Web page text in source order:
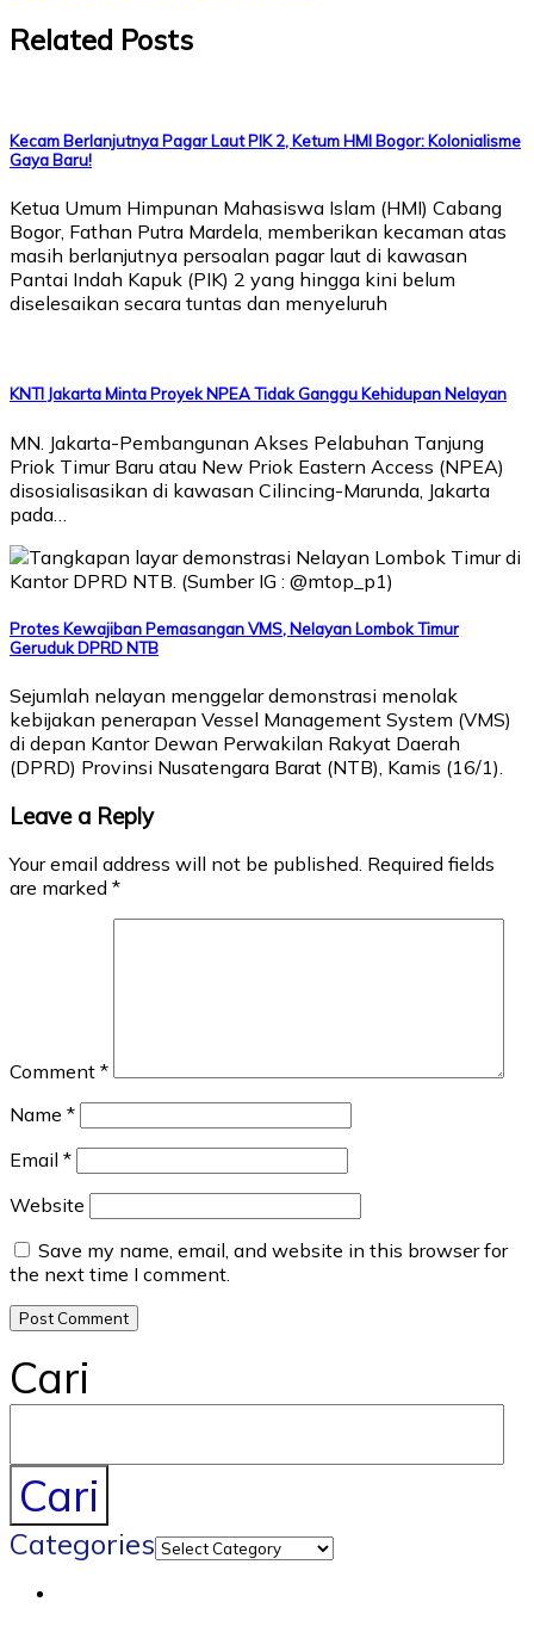
Related Posts
Kecam Berlanjutnya Pagar Laut PIK 2, Ketum HMI Bogor: Kolonialisme
Gaya Baru!
Ketua Umum Himpunan Mahasiswa Islam (HMI) Cabang
Bogor, Fathan Putra Mardela, memberikan kecaman atas
masih berlanjutnya persoalan pagar laut di kawasan
Pantai Indah Kapuk (PIK) 2 yang hingga kini belum
diselesaikan secara tuntas dan menyeluruh
KNTI Jakarta Minta Proyek NPEA Tidak Ganggu Kehidupan Nelayan
MN. Jakarta-Pembangunan Akses Pelabuhan Tanjung
Priok Timur Baru atau New Priok Eastern Access (NPEA)
disosialisasikan di kawasan Cilincing-Marunda, Jakarta
pada…
Protes Kewajiban Pemasangan VMS, Nelayan Lombok Timur
Geruduk DPRD NTB
Sejumlah nelayan menggelar demonstrasi menolak
kebijakan penerapan Vessel Management System (VMS)
di depan Kantor Dewan Perwakilan Rakyat Daerah
(DPRD) Provinsi Nusatengara Barat (NTB), Kamis (16/1).
Leave a Reply
Your email address will not be published. Required fields
are marked *
Comment *
Name *
Email *
Website
Save my name, email, and website in this browser for
the next time I comment.
Cari
Cari
Categories